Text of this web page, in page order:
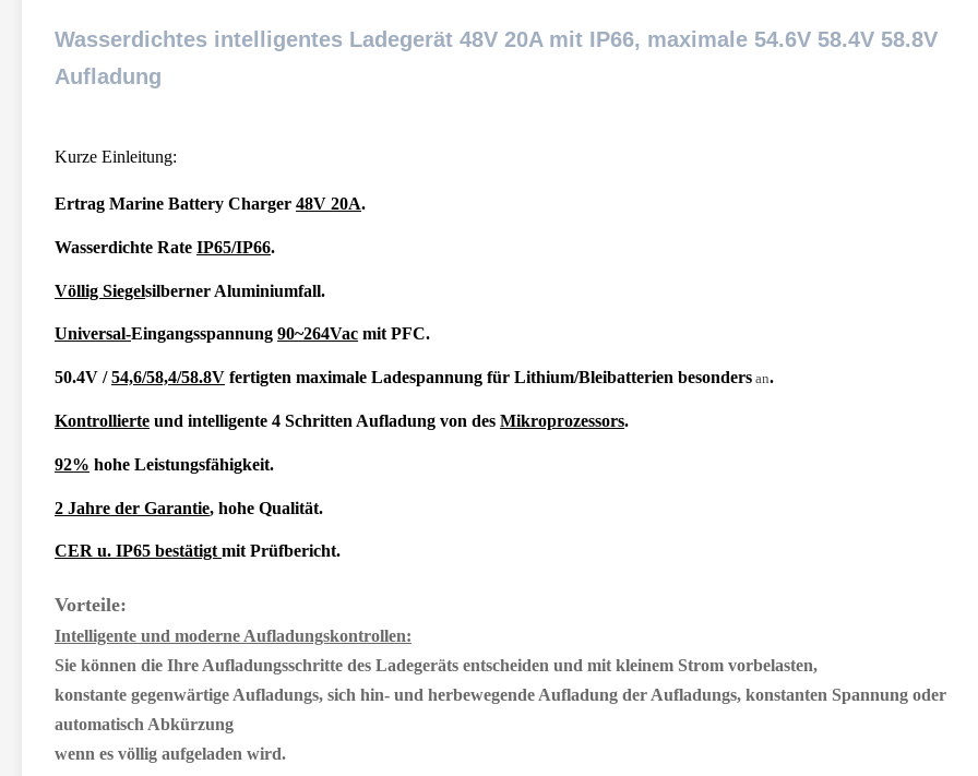
Wasserdichtes intelligentes Ladegerät 48V 20A mit IP66, maximale 54.6V 58.4V 58.8V
Aufladung
Kurze Einleitung:
Ertrag Marine Battery Charger 48V 20A.
Wasserdichte Rate IP65/IP66.
Völlig Siegelsilberner Aluminiumfall.
Universal-Eingangsspannung 90~264Vac mit PFC.
50.4V /54,6/58,4/58.8V fertigten maximale Ladespannung für Lithium/Bleibatterien besonders an.
Kontrollierte und intelligente 4 Schritten Aufladung von des Mikroprozessors.
92% hohe Leistungsfähigkeit.
2 Jahre der Garantie, hohe Qualität.
CER u. IP65 bestätigt mit Prüfbericht.
Vorteile:
Intelligente und moderne Aufladungskontrollen:
Sie können die Ihre Aufladungsschritte des Ladegeräts entscheiden und mit kleinem Strom vorbelasten,
konstante gegenwärtige Aufladungs, sich hin- und herbewegende Aufladung der Aufladungs, konstanten Spannung oder
automatisch Abkürzung
wenn es völlig aufgeladen wird.